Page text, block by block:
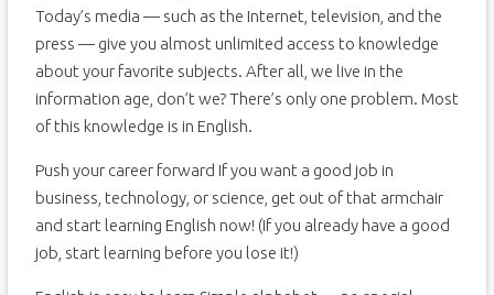
Today’s media — such as the Internet, television, and the
press — give you almost unlimited access to knowledge
about your favorite subjects. After all, we live in the
information age, don’t we? There’s only one problem. Most
of this knowledge is in English.
Push your career forward If you want a good job in
business, technology, or science, get out of that armchair
and start learning English now! (If you already have a good
job, start learning before you lose it!)